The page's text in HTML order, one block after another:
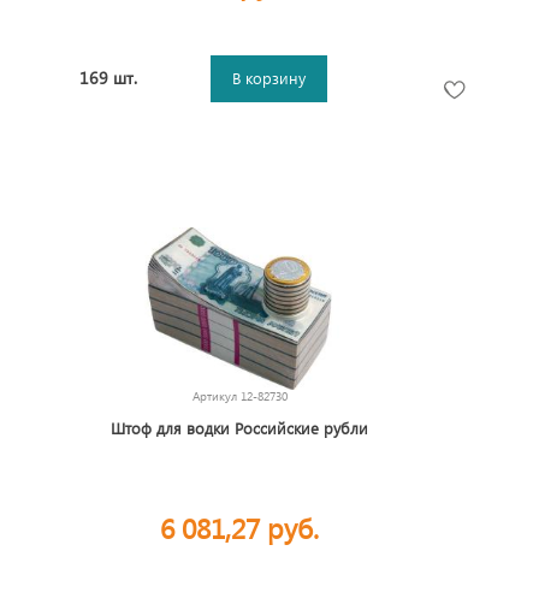
169 шт. В корзину
Артикул 12-82730
Штоф для водки Российские рубли
6 081,27 руб.